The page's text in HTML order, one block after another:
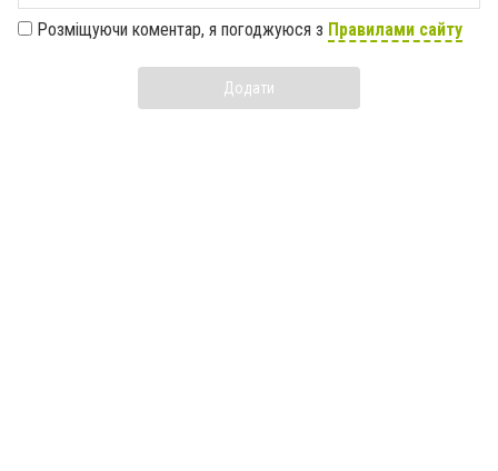
Розміщуючи коментар, я погоджуюся з Правилами сайту
Додати